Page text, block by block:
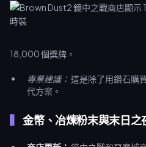
18,000 個獎牌。
專業建議： 這是除了用鑽石購
代方案。
金幣、冶煉粉末與末日之